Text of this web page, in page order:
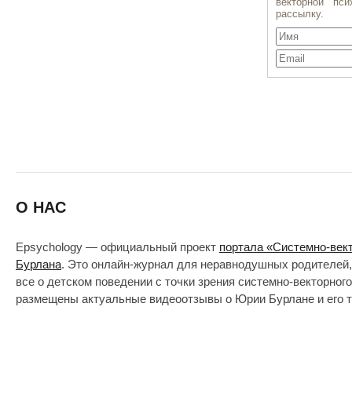
О НАС
Epsychology — официальный проект портала «Системно-
Бурлана. Это онлайн-журнал для неравнодушных
все о детском поведении с точки зрения системно-
размещены актуальные видеоотзывы о Юрии Бурлане и его